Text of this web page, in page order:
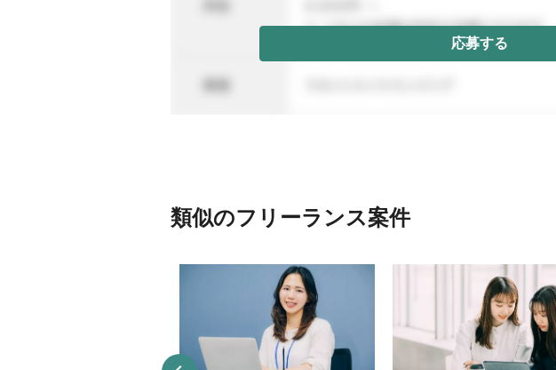
応募する
類似のフリーランス案件